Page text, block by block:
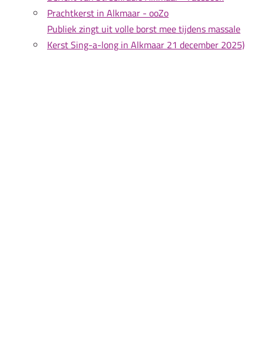
Prachtkerst in Alkmaar - ooZo
Publiek zingt uit volle borst mee tijdens massale
Kerst Sing-a-long in Alkmaar 21 december 2025)